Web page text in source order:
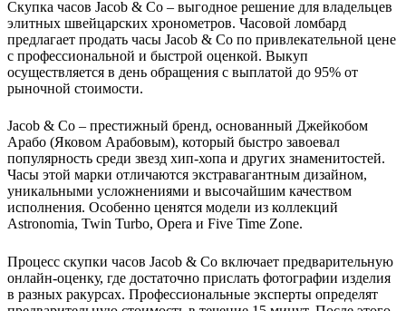
Скупка часов Jacob & Co – выгодное решение для владельцев
элитных швейцарских хронометров. Часовой ломбард
предлагает продать часы Jacob & Co по привлекательной цене
с профессиональной и быстрой оценкой. Выкуп
осуществляется в день обращения с выплатой до 95% от
рыночной стоимости.
Jacob & Co – престижный бренд, основанный Джейкобом
Арабо (Яковом Арабовым), который быстро завоевал
популярность среди звезд хип-хопа и других знаменитостей.
Часы этой марки отличаются экстравагантным дизайном,
уникальными усложнениями и высочайшим качеством
исполнения. Особенно ценятся модели из коллекций
Astronomia, Twin Turbo, Opera и Five Time Zone.
Процесс скупки часов Jacob & Co включает предварительную
онлайн-оценку, где достаточно прислать фотографии изделия
в разных ракурсах. Профессиональные эксперты определят